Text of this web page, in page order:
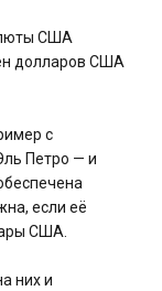
США
долларов США
с
Петро — и
если её
США.
них и